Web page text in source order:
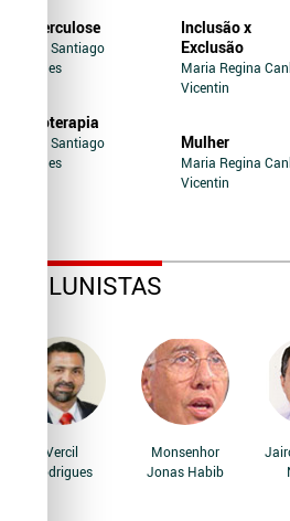
Tuberculose
Jairo Santiago
Novaes
Soroterapia
Jairo Santiago
Novaes
Inclusão x
Exclusão
Maria Regina
Vicentin
Mulher
Maria Regina
Vicentin
COLUNISTAS
Vercil
Rodrigues
Monsenhor
Jonas Habib